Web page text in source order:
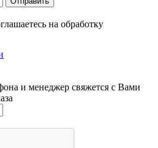
на обработку
и менеджер свяжется с Вами